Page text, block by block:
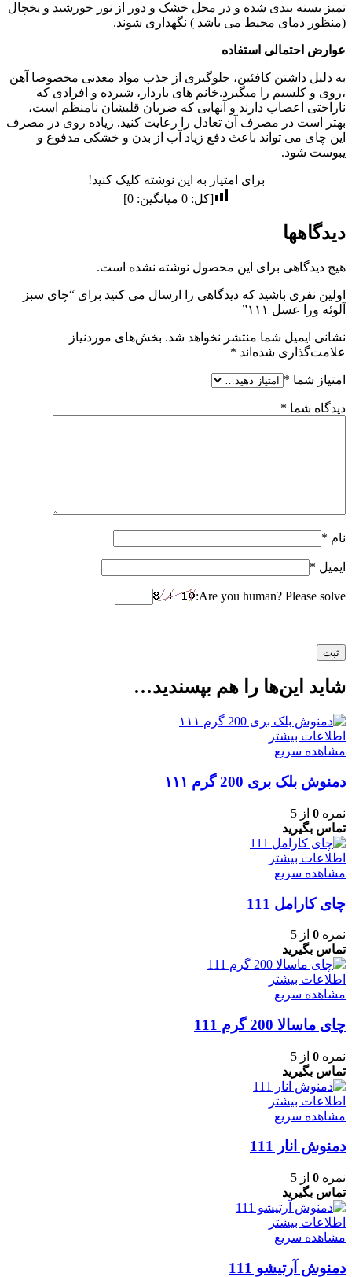
تمیز بسته بندی شده و در محل خشک و دور از نور خورشید و یخچال
(منظور دمای محیط می باشد ) نگهداری شوند.
عوارض احتمالی استفاده
به دلیل داشتن کافئین، جلوگیری از جذب مواد معدنی مخصوصا آهن
،روی و کلسیم را میگیرد.خانم های باردار، شیرده و افرادی که
ناراحتی اعصاب دارند و آنهایی که ضربان قلبشان نامنظم است،
بهتر است در مصرف آن تعادل را رعایت کنید. زیاده روی در مصرف
این چای می تواند باعث دفع زیاد آب از بدن و خشکی مدفوع و
یبوست شود.
برای امتیاز به این نوشته کلیک کنید!
[کل:0 میانگین:0
]
دیدگاهها
هیچ دیدگاهی برای این محصول نوشته نشده است.
اولین نفری باشید که دیدگاهی را ارسال می کنید برای “چای سبز
آلوئه ورا عسل ۱۱۱”
نشانی ایمیل شما منتشر نخواهد شد. بخش‌های موردنیاز
علامت‌گذاری شده‌اند *
امتیاز شما *
دیدگاه شما *
نام *
ایمیل *
Are you human? Please solve:
شاید این‌ها را هم بپسندید…
اطلاعات بیشتر
مشاهده سریع
دمنوش بلک بری 200 گرم ۱۱۱
نمره 0 از 5
تماس بگیرید
اطلاعات بیشتر
مشاهده سریع
چای کارامل 111
نمره 0 از 5
تماس بگیرید
اطلاعات بیشتر
مشاهده سریع
چای ماسالا 200 گرم 111
نمره 0 از 5
تماس بگیرید
اطلاعات بیشتر
مشاهده سریع
دمنوش انار 111
نمره 0 از 5
تماس بگیرید
اطلاعات بیشتر
مشاهده سریع
دمنوش آرتیشو 111